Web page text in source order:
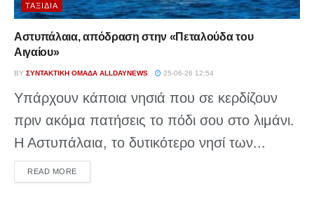
ΤΑΞΊΔΙΑ
Αστυπάλαια, απόδραση στην «Πεταλούδα του
Αιγαίου»
BY ΣΥΝΤΑΚΤΙΚΉ ΟΜΆΔΑ ALLDAYNEWS 25-06-26 12:54
Υπάρχουν κάποια νησιά που σε κερδίζουν
πριν ακόμα πατήσεις το πόδι σου στο λιμάνι.
Η Αστυπάλαια, το δυτικότερο νησί των...
READ MOREDETAILS